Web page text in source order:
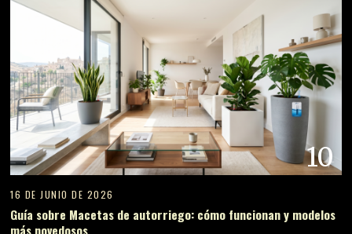
10
16 DE JUNIO DE 2026
Guía sobre Macetas de autorriego: cómo funcionan y modelos
más novedosos